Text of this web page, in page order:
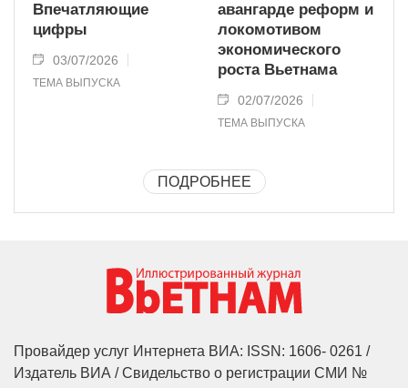
Впечатляющие
цифры
03/07/2026
ТЕМА ВЫПУСКА
авангарде реформ и
локомотивом
экономического
роста Вьетнама
02/07/2026
ТЕМА ВЫПУСКА
ПОДРОБНЕЕ
Провайдер услуг Интернета ВИА: ISSN: 1606- 0261 /
Издатель ВИА / Свидельство о регистрации СМИ №